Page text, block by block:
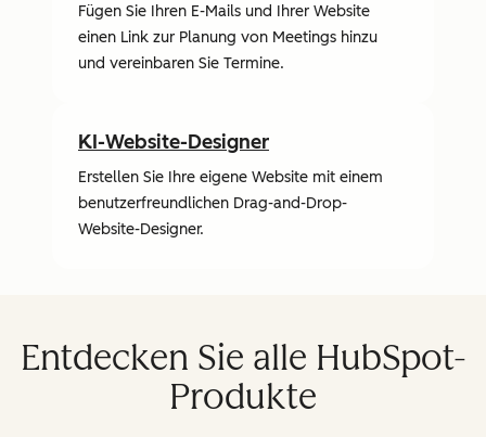
Fügen Sie Ihren E-Mails und Ihrer Website
einen Link zur Planung von Meetings hinzu
und vereinbaren Sie Termine.
KI-Website-Designer
Erstellen Sie Ihre eigene Website mit einem
benutzerfreundlichen Drag-and-Drop-
Website-Designer.
Entdecken Sie alle HubSpot-
Produkte